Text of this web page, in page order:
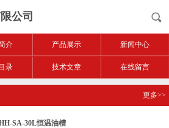
公司
介 产品展示 新闻中心
录 技术文章 在线留言
更多>>
SA-30L恒温油槽